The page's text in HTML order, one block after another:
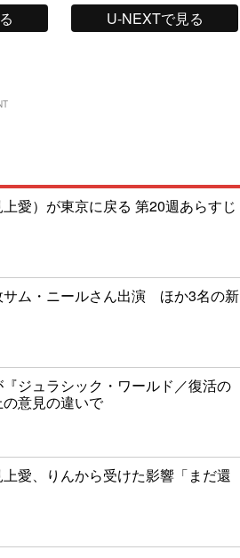
U-NEXTで見る
愛）が東京に戻る 第20週あらすじ
サム・ニールさん出演 ほか3名の新
ジュラシック・ワールド／復活の
意見の違いで
愛、りんから受けた影響「まだ還